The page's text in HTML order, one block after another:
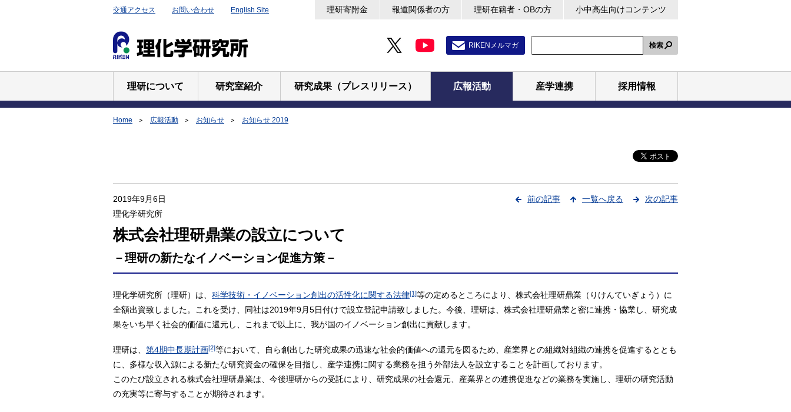
交通アクセス お問い合わせ English Site 理研寄附金 報道関係者の方 理研在籍者・OBの方 小中高生向けコンテンツ
RIKENメルマガ 検索
理研について 研究室紹介 研究成果（プレスリリース） 広報活動 産学連携 採用情報
Home 広報活動 お知らせ お知らせ 2019
前の記事 一覧へ戻る 次の記事
2019年9月6日
理化学研究所
株式会社理研鼎業の設立について
－理研の新たなイノベーション促進方策－
理化学研究所（理研）は、 科学技術・イノベーション創出の活性化に関する法律[1]等の定めるところにより、株式会社理研鼎業（りけんていぎょう）に
全額出資致しました。これを受け、同社は2019年9月5日付けで設立登記申請致しました。今後、理研は、株式会社理研鼎業と密に連携・協業し、研究成
果をいち早く社会的価値に還元し、これまで以上に、我が国のイノベーション創出に貢献します。
理研は、 第4期中長期計画[2]等において、自ら創出した研究成果の迅速な社会的価値への還元を図るため、産業界との組織対組織の連携を促進するととも
に、多様な収入源による新たな研究資金の確保を目指し、産学連携に関する業務を担う外部法人を設立することを計画しております。
このたび設立される株式会社理研鼎業は、今後理研からの受託により、研究成果の社会還元、産業界との連携促進などの業務を実施し、理研の研究活動
の充実等に寄与することが期待されます。